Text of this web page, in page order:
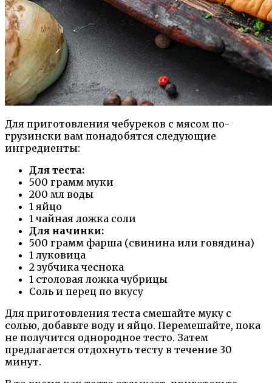
Для приготовления чебуреков с мясом по-
грузински вам понадобятся следующие
ингредиенты:
Для теста:
500 грамм муки
200 мл воды
1 яйцо
1 чайная ложка соли
Для начинки:
500 грамм фарша (свинина или говядина)
1 луковица
2 зубчика чеснока
1 столовая ложка чубрицы
Соль и перец по вкусу
Для приготовления теста смешайте муку с
солью, добавьте воду и яйцо. Перемешайте, пока
не получится однородное тесто. Затем
предлагается отдохнуть тесту в течение 30
минут.